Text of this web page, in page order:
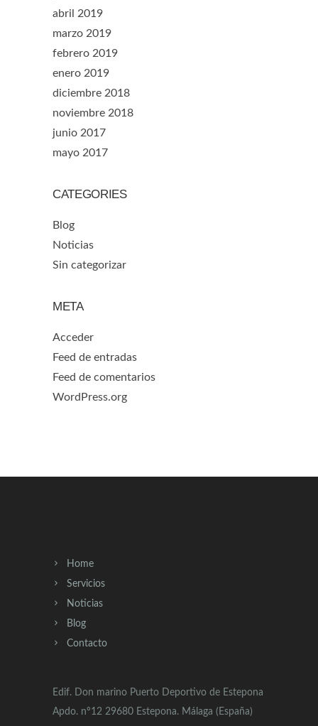
abril 2019
marzo 2019
febrero 2019
enero 2019
diciembre 2018
noviembre 2018
junio 2017
mayo 2017
CATEGORIES
Blog
Noticias
Sin categorizar
META
Acceder
Feed de entradas
Feed de comentarios
WordPress.org
Home
Servicios
Noticias
Blog
Contacto
Edif. Don marino Puerto Deportivo de Estepona
Apdo. nº12 29680 Estepona. Málaga (España)